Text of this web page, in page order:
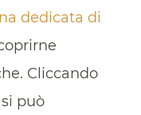
dedicata di
Cliccando
può